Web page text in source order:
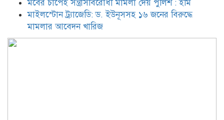
অভিযোগ গঠন আদেশ আজ
মবের চাপেই সন্ত্রাসবিরোধী মামলা দেয় পুলিশ : ইমি
মাইলস্টোন ট্র্যাজেডি: ড. ইউনূসসহ ১৬ জনের বিরুদ্ধে
মামলার আবেদন খারিজ